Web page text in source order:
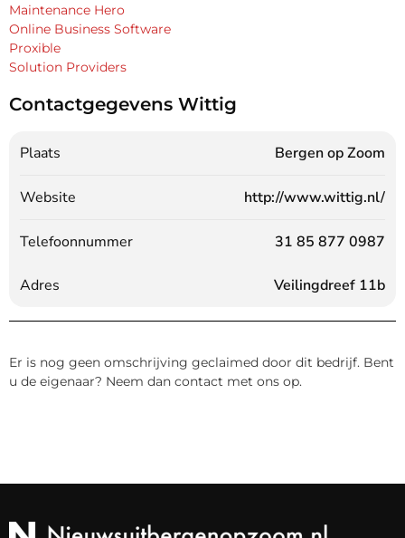
Maintenance Hero
Online Business Software
Proxible
Solution Providers
Contactgegevens Wittig
Plaats Bergen op Zoom
Website http://www.wittig.nl/
Telefoonnummer 31 85 877 0987
Adres Veilingdreef 11b
Er is nog geen omschrijving geclaimed door dit bedrijf. Bent
u de eigenaar? Neem dan contact met ons op.